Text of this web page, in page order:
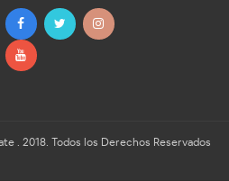
. 2018. Todos los Derechos Reservados